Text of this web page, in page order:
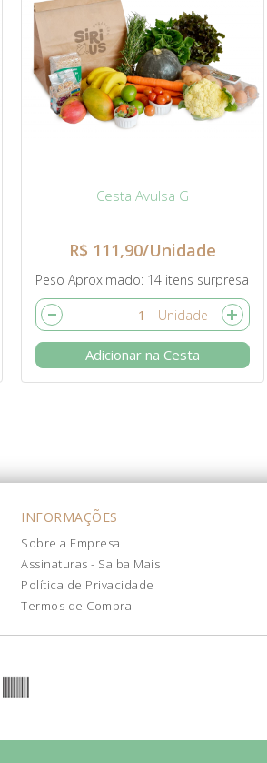
Cesta Avulsa G
Peso Aproximado 14 itens surpresa
R$ 111,90/Unidade
Adicionar na Cesta
INFORMAÇÕES
Sobre a Empresa
Assinaturas - Saiba Mais
Política de Privacidade
Termos de Compra